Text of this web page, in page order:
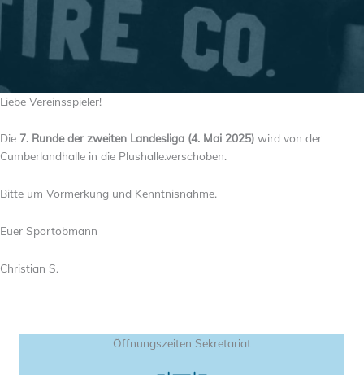
Liebe Vereinsspieler!
Die 7. Runde der zweiten Landesliga (4. Mai 2025) wird von der
Cumberlandhalle in die Plushalle.verschoben.
Bitte um Vormerkung und Kenntnisnahme.
Euer Sportobmann
Christian S.
Öffnungszeiten Sekretariat